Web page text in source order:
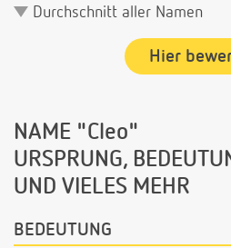
Durchschnitt aller Namen
Hier
NAME "Cleo"
URSPRUNG,
UND VIELES MEHR
BEDEUTUNG